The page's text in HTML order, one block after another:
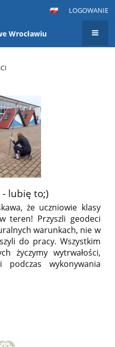
LOGOWANIE
Wrocławiu
- lubię to;)
że uczniowie klasy
teren! Przyszli geodeci
warunkach, nie w
do pracy. Wszystkim
życzymy wytrwałości,
wykonywania